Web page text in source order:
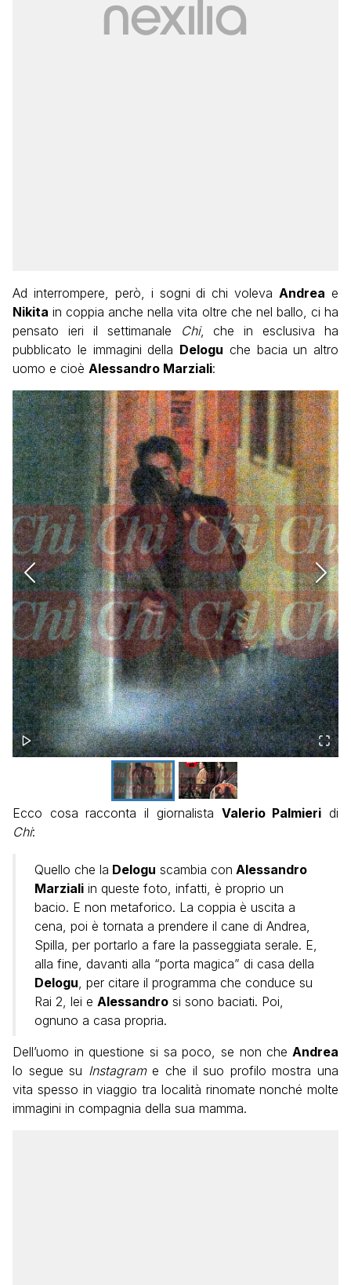
Ad interrompere, però, i sogni di chi voleva Andrea e
Nikita in coppia anche nella vita oltre che nel ballo, ci ha
pensato ieri il settimanale Chi, che in esclusiva ha
pubblicato le immagini della Delogu che bacia un altro
uomo e cioè Alessandro Marziali:
Ecco cosa racconta il giornalista Valerio Palmieri di
Chi:
Quello che la Delogu scambia con Alessandro
Marziali in queste foto, infatti, è proprio un
bacio. E non metaforico. La coppia è uscita a
cena, poi è tornata a prendere il cane di Andrea,
Spilla, per portarlo a fare la passeggiata serale. E,
alla fine, davanti alla “porta magica” di casa della
Delogu, per citare il programma che conduce su
Rai 2, lei e Alessandro si sono baciati. Poi,
ognuno a casa propria.
Dell’uomo in questione si sa poco, se non che Andrea
lo segue su Instagrame che il suo profilo mostra una
vita spesso in viaggio tra località rinomate nonché molte
immagini in compagnia della sua mamma.